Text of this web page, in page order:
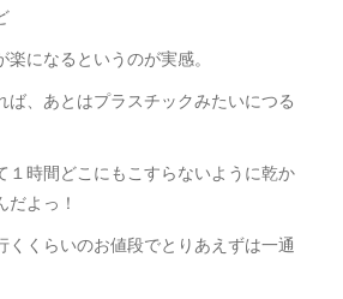
になるというのが実感。
ば、あとはプラスチックみたいにつる
１時間どこにもこすらないように乾か
よっ！
くくらいのお値段でとりあえずは一通